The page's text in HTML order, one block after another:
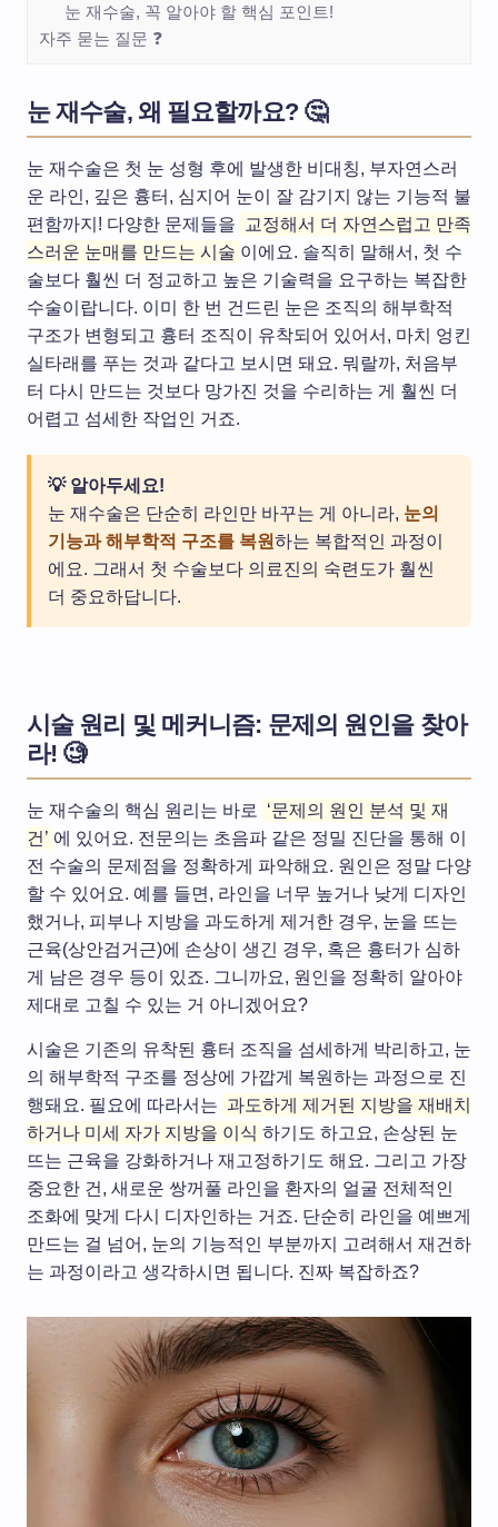
눈 재수술, 꼭 알아야 할 핵심 포인트!
자주 묻는 질문 ❓
눈 재수술, 왜 필요할까요? 🤔
눈 재수술은 첫 눈 성형 후에 발생한 비대칭, 부자연스러
운 라인, 깊은 흉터, 심지어 눈이 잘 감기지 않는 기능적 불
편함까지! 다양한 문제들을
교정해서 더 자연스럽고 만족
스러운 눈매를 만드는 시술 이에요. 솔직히 말해서, 첫 수
술보다 훨씬 더 정교하고 높은 기술력을 요구하는 복잡한
수술이랍니다. 이미 한 번 건드린 눈은 조직의 해부학적
구조가 변형되고 흉터 조직이 유착되어 있어서, 마치 엉킨
실타래를 푸는 것과 같다고 보시면 돼요. 뭐랄까, 처음부
터 다시 만드는 것보다 망가진 것을 수리하는 게 훨씬 더
어렵고 섬세한 작업인 거죠.
💡 알아두세요!
눈 재수술은 단순히 라인만 바꾸는 게 아니라, 눈의
기능과 해부학적 구조를 복원하는 복합적인 과정이
에요. 그래서 첫 수술보다 의료진의 숙련도가 훨씬
더 중요하답니다.
시술 원리 및 메커니즘: 문제의 원인을 찾아
라! 🧐
눈 재수술의 핵심 원리는 바로
‘문제의 원인 분석 및 재
건’ 에 있어요. 전문의는 초음파 같은 정밀 진단을 통해 이
전 수술의 문제점을 정확하게 파악해요. 원인은 정말 다양
할 수 있어요. 예를 들면, 라인을 너무 높거나 낮게 디자인
했거나, 피부나 지방을 과도하게 제거한 경우, 눈을 뜨는
근육(상안검거근)에 손상이 생긴 경우, 혹은 흉터가 심하
게 남은 경우 등이 있죠. 그니까요, 원인을 정확히 알아야
제대로 고칠 수 있는 거 아니겠어요?
시술은 기존의 유착된 흉터 조직을 섬세하게 박리하고, 눈
의 해부학적 구조를 정상에 가깝게 복원하는 과정으로 진
행돼요. 필요에 따라서는 과도하게 제거된 지방을 재배치
하거나 미세 자가 지방을 이식 하기도 하고요, 손상된 눈
뜨는 근육을 강화하거나 재고정하기도 해요. 그리고 가장
중요한 건, 새로운 쌍꺼풀 라인을 환자의 얼굴 전체적인
조화에 맞게 다시 디자인하는 거죠. 단순히 라인을 예쁘게
만드는 걸 넘어, 눈의 기능적인 부분까지 고려해서 재건하
는 과정이라고 생각하시면 됩니다. 진짜 복잡하죠?